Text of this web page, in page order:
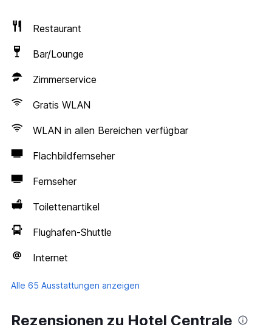
Restaurant
Bar/Lounge
Zimmerservice
Gratis WLAN
WLAN in allen Bereichen verfügbar
Flachbildfernseher
Fernseher
Toilettenartikel
Flughafen-Shuttle
Internet
Alle 65 Ausstattungen anzeigen
Rezensionen zu Hotel Centrale